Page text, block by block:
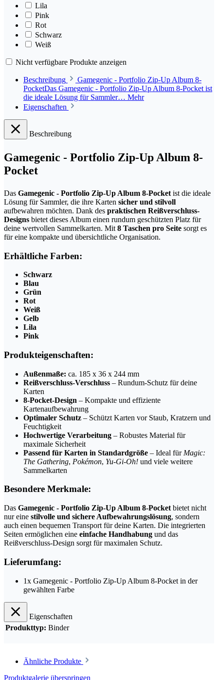
Lila
Pink
Rot
Schwarz
Weiß
Nicht verfügbare Produkte anzeigen
Beschreibung
Gamegenic - Portfolio Zip-Up Album 8-
PocketDas Gamegenic - Portfolio Zip-Up Album 8-Pocket ist
die ideale Lösung für Sammler… Mehr
Eigenschaften
Beschreibung
Gamegenic - Portfolio Zip-Up Album 8-
Pocket
Das Gamegenic - Portfolio Zip-Up Album 8-Pocket ist die ideale
Lösung für Sammler, die ihre Karten sicher und stilvoll
aufbewahren möchten. Dank des praktischen Reißverschluss-
Designs bietet dieses Album einen rundum geschützten Platz für
deine wertvollen Sammelkarten. Mit 8 Taschen pro Seite sorgt es
für eine kompakte und übersichtliche Organisation.
Erhältliche Farben:
Schwarz
Blau
Grün
Rot
Weiß
Gelb
Lila
Pink
Produkteigenschaften:
Außenmaße: ca. 185 x 36 x 244 mm
Reißverschluss-Verschluss – Rundum-Schutz für deine
Karten
8-Pocket-Design – Kompakte und effiziente
Kartenaufbewahrung
Optimaler Schutz – Schützt Karten vor Staub, Kratzern und
Feuchtigkeit
Hochwertige Verarbeitung – Robustes Material für
maximale Sicherheit
Passend für Karten in Standardgröße – Ideal für Magic:
The Gathering, Pokémon, Yu-Gi-Oh! und viele weitere
Sammelkarten
Besondere Merkmale:
Das Gamegenic - Portfolio Zip-Up Album 8-Pocket bietet nicht
nur eine stilvolle und sichere Aufbewahrungslösung, sondern
auch einen bequemen Transport für deine Karten. Die integrierten
Seiten ermöglichen eine einfache Handhabung und das
Reißverschluss-Design sorgt für maximalen Schutz.
Lieferumfang:
1x Gamegenic - Portfolio Zip-Up Album 8-Pocket in der
gewählten Farbe
Eigenschaften
Produkttyp: Binder
Ähnliche Produkte
Produktgalerie überspringen